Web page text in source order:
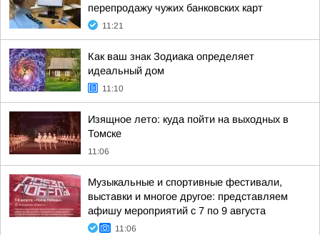
перепродажу чужих банковских карт
11:21
Как ваш знак Зодиака определяет
идеальный дом
11:10
Изящное лето: куда пойти на выходных в
Томске
11:06
Музыкальные и спортивные фестивали,
выставки и многое другое: представляем
афишу мероприятий с 7 по 9 августа
11:06